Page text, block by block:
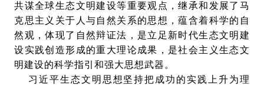
共谋全球生态文明建设等重要观点，继承和发展了马
克思主义关于人与自然关系的思想，蕴含着科学的自
然观，体现了自然辩证法，是立足新时代生态文明建
设实践创造形成的重大理论成果，是社会主义生态文
明建设的科学指引和强大思想武器。
习近平生态文明思想坚持把成功的实践上升为理